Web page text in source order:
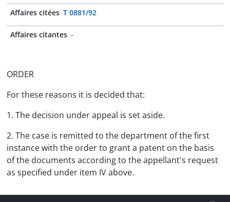
Affaires citées T 0881/92
Affaires citantes -
ORDER
For these reasons it is decided that:
1. The decision under appeal is set aside.
2. The case is remitted to the department of the first
instance with the order to grant a patent on the basis
of the documents according to the appellant's request
as specified under item IV above.